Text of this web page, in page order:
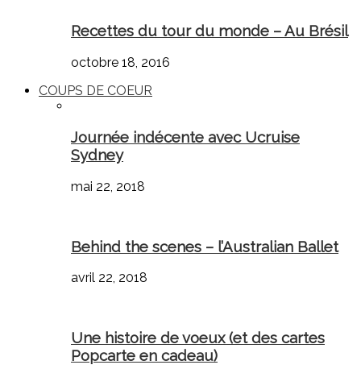
Recettes du tour du monde – Au Brésil
octobre 18, 2016
COUPS DE COEUR
Journée indécente avec Ucruise
Sydney
mai 22, 2018
Behind the scenes – l’Australian Ballet
avril 22, 2018
Une histoire de voeux (et des cartes
Popcarte en cadeau)